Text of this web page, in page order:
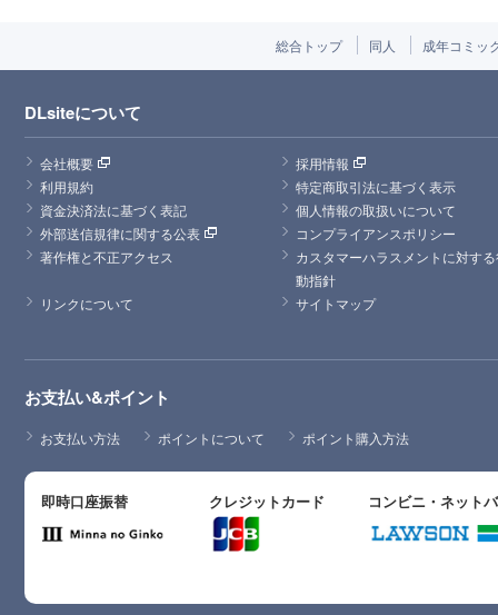
総合トップ 同人 成年コミッ
DLsiteについて
会社概要
採用情報
利用規約
特定商取引法に基づく表示
資金決済法に基づく表記
個人情報の取扱いについて
外部送信規律に関する公表
コンプライアンスポリシー
著作権と不正アクセス
カスタマーハラスメントに対す
動指針
リンクについて
サイトマップ
お支払い&ポイント
お支払い方法 ポイントについて ポイント購入方法
即時口座振替 クレジットカード コンビニ・ネット